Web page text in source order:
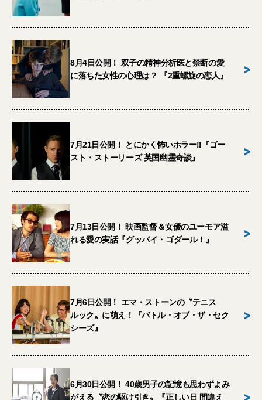
8月4日公開！ 双子の精神分析医と禁断の愛
に落ちた女性の心理は？ 『2重螺旋の恋人』
>
7月21日公開！ とにかく怖いホラー‼︎『ゴー
スト・ストーリーズ 英国幽霊奇談』
>
7月13日公開！ 映画監督＆女優のユーモア溢
れる愛の実話『グッバイ・ゴダール！』
>
7月6日公開！ エマ・ストーンの〝テニス
ルック〟に萌え！『バトル・オブ・ザ・セク
シーズ』
>
6月30日公開！ 40歳男子の記憶も思わずよみ
がえる〝恋の駆け引き〟『正しい日 間違え